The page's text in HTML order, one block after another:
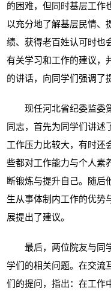
的困难，但同时基层工作
以充分地了解基层民情、
绩、获得老百姓认可时也
有关学习和工作的建议，
的讲话，向同学们强调了
现任河北省纪委监委
同志，首先为同学们讲述
工作压力比较大，有时还
些都对工作能力与个人素
断锻炼与提升自己。随后
生从事体制内工作的优势
展提出了建议。
最后，两位院友与同
学们的相关问题。在交流
们的提问，指出：在工作